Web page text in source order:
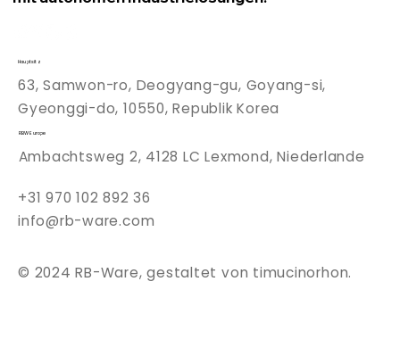
Hauptsitz
63, Samwon-ro, Deogyang-gu, Goyang-si,
Gyeonggi-do, 10550, Republik Korea
RBW Europe
Ambachtsweg 2, 4128 LC Lexmond, Niederlande
+31 970 102 892 36
info@rb-ware.com
© 2024 RB-Ware, gestaltet von timucinorhon.